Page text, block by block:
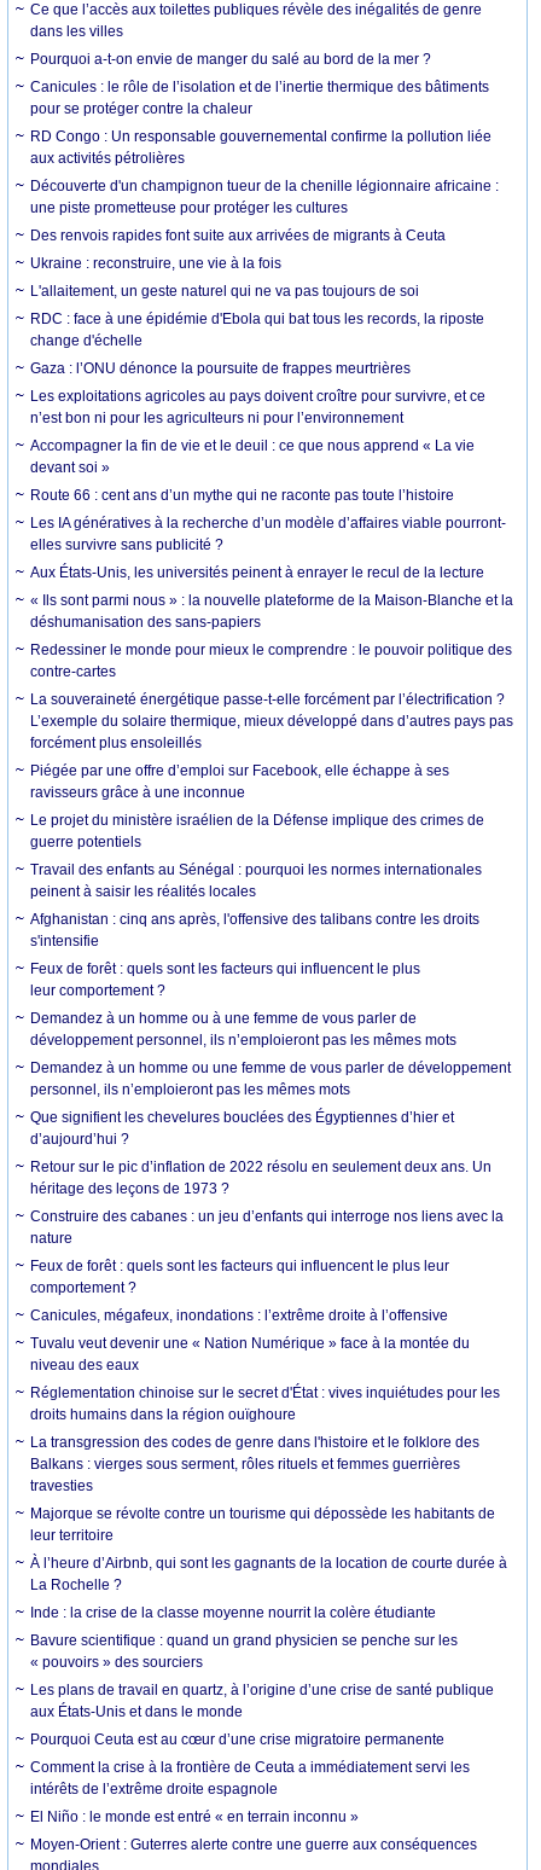
Ce que l’accès aux toilettes publiques révèle des inégalités de genre
dans les villes
Pourquoi a-t-on envie de manger du salé au bord de la mer ?
Canicules : le rôle de l’isolation et de l’inertie thermique des bâtiments
pour se protéger contre la chaleur
RD Congo : Un responsable gouvernemental confirme la pollution liée
aux activités pétrolières
Découverte d'un champignon tueur de la chenille légionnaire africaine :
une piste prometteuse pour protéger les cultures
Des renvois rapides font suite aux arrivées de migrants à Ceuta
Ukraine : reconstruire, une vie à la fois
L'allaitement, un geste naturel qui ne va pas toujours de soi
RDC : face à une épidémie d'Ebola qui bat tous les records, la riposte
change d'échelle
Gaza : l’ONU dénonce la poursuite de frappes meurtrières
Les exploitations agricoles au pays doivent croître pour survivre, et ce
n’est bon ni pour les agriculteurs ni pour l’environnement
Accompagner la fin de vie et le deuil : ce que nous apprend « La vie
devant soi »
Route 66 : cent ans d’un mythe qui ne raconte pas toute l’histoire
Les IA génératives à la recherche d’un modèle d’affaires viable pourront-
elles survivre sans publicité ?
Aux États-Unis, les universités peinent à enrayer le recul de la lecture
« Ils sont parmi nous » : la nouvelle plateforme de la Maison-Blanche et la
déshumanisation des sans-papiers
Redessiner le monde pour mieux le comprendre : le pouvoir politique des
contre-cartes
La souveraineté énergétique passe-t-elle forcément par l’électrification ?
L’exemple du solaire thermique, mieux développé dans d’autres pays pas
forcément plus ensoleillés
Piégée par une offre d’emploi sur Facebook, elle échappe à ses
ravisseurs grâce à une inconnue
Le projet du ministère israélien de la Défense implique des crimes de
guerre potentiels
Travail des enfants au Sénégal : pourquoi les normes internationales
peinent à saisir les réalités locales
Afghanistan : cinq ans après, l'offensive des talibans contre les droits
s'intensifie
Feux de forêt : quels sont les facteurs qui influencent le plus
leur comportement ?
Demandez à un homme ou à une femme de vous parler de
développement personnel, ils n’emploieront pas les mêmes mots
Demandez à un homme ou une femme de vous parler de développement
personnel, ils n’emploieront pas les mêmes mots
Que signifient les chevelures bouclées des Égyptiennes d’hier et
d’aujourd’hui ?
Retour sur le pic d’inflation de 2022 résolu en seulement deux ans. Un
héritage des leçons de 1973 ?
Construire des cabanes : un jeu d’enfants qui interroge nos liens avec la
nature
Feux de forêt : quels sont les facteurs qui influencent le plus leur
comportement ?
Canicules, mégafeux, inondations : l’extrême droite à l’offensive
Tuvalu veut devenir une « Nation Numérique » face à la montée du
niveau des eaux
Réglementation chinoise sur le secret d'État : vives inquiétudes pour les
droits humains dans la région ouïghoure
La transgression des codes de genre dans l'histoire et le folklore des
Balkans : vierges sous serment, rôles rituels et femmes guerrières
travesties
Majorque se révolte contre un tourisme qui dépossède les habitants de
leur territoire
À l’heure d’Airbnb, qui sont les gagnants de la location de courte durée à
La Rochelle ?
Inde : la crise de la classe moyenne nourrit la colère étudiante
Bavure scientifique : quand un grand physicien se penche sur les
« pouvoirs » des sourciers
Les plans de travail en quartz, à l’origine d’une crise de santé publique
aux États-Unis et dans le monde
Pourquoi Ceuta est au cœur d’une crise migratoire permanente
Comment la crise à la frontière de Ceuta a immédiatement servi les
intérêts de l’extrême droite espagnole
El Niño : le monde est entré « en terrain inconnu »
Moyen-Orient : Guterres alerte contre une guerre aux conséquences
mondiales